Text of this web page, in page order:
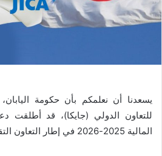
يسعدنا أن نعلمكم بأن حكومة اليابان،
للتعاون الدولي (جايكا)، قد أطلقت
المالية 2025-2026 في إطار التعاون التقني الجزائري الياباني.